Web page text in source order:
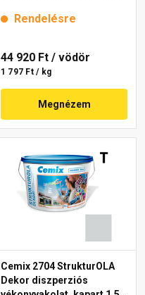
Rendelésre
44 920 Ft / vödör
1 797 Ft / kg
Megnézem
Cemix 2704 StrukturOLA
Dekor diszperziós